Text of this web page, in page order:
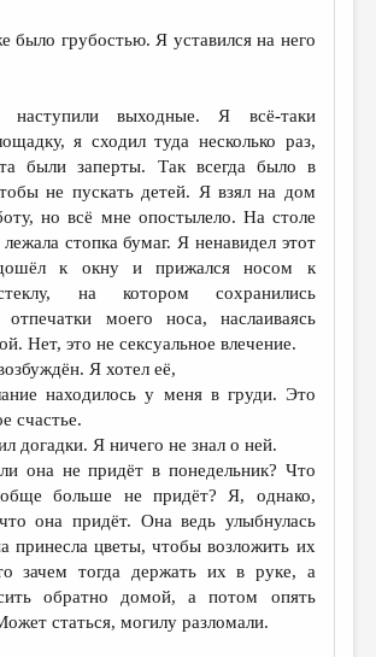
было грубостью. Я уставился на него
наступили выходные. Я всё-таки
я сходил туда несколько раз,
были заперты. Так всегда было в
не пускать детей. Я взял на дом
но всё мне опостылело. На столе
стопка бумаг. Я ненавидел этот
к окну и прижался носом к
на котором сохранились
моего носа, наслаиваясь
Нет, это не сексуальное влечение.
Я хотел её,
находилось у меня в груди. Это
счастье.
догадки. Я ничего не знал о ней.
она не придёт в понедельник? Что
больше не придёт? Я, однако,
она придёт. Она ведь улыбнулась
принесла цветы, чтобы возложить их
зачем тогда держать их в руке, а
обратно домой, а потом опять
статься, могилу разломали.